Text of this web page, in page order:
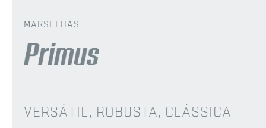
MARSELHAS
VERSÁTIL, ROBUSTA, CLÁSSICA